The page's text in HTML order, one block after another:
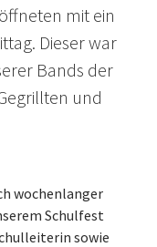
mit ein
Dieser war
Bands der
und
wochenlanger
Schulfest
sowie